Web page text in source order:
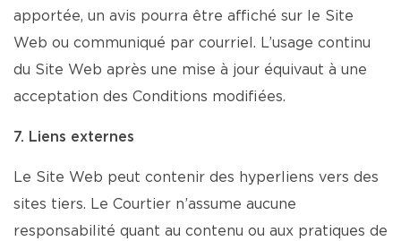
apportée, un avis pourra être affiché sur le Site
Web ou communiqué par courriel. L’usage continu
du Site Web après une mise à jour équivaut à une
acceptation des Conditions modifiées.
7. Liens externes
Le Site Web peut contenir des hyperliens vers des
sites tiers. Le Courtier n’assume aucune
responsabilité quant au contenu ou aux pratiques de